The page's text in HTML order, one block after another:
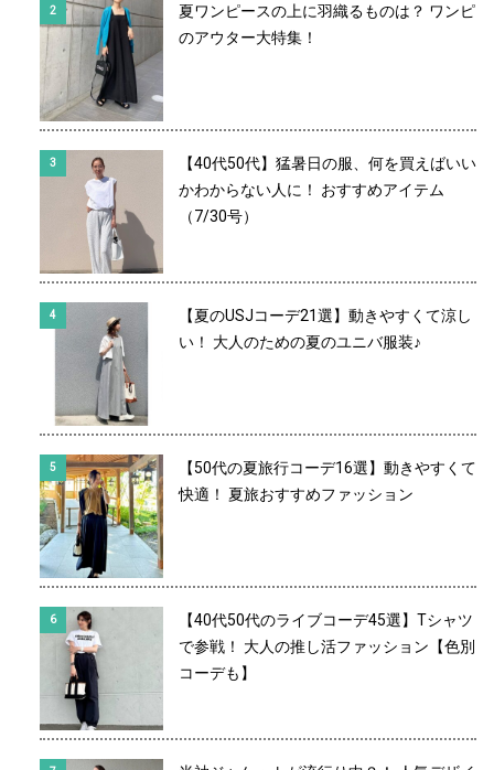
夏ワンピースの上に羽織るものは？ ワンピ
のアウター大特集！
【40代50代】猛暑日の服、何を買えばいい
かわからない人に！ おすすめアイテム
（7/30号）
【夏のUSJコーデ21選】動きやすくて涼し
い！ 大人のための夏のユニバ服装♪
【50代の夏旅行コーデ16選】動きやすくて
快適！ 夏旅おすすめファッション
【40代50代のライブコーデ45選】Tシャツ
で参戦！ 大人の推し活ファッション【色別
コーデも】